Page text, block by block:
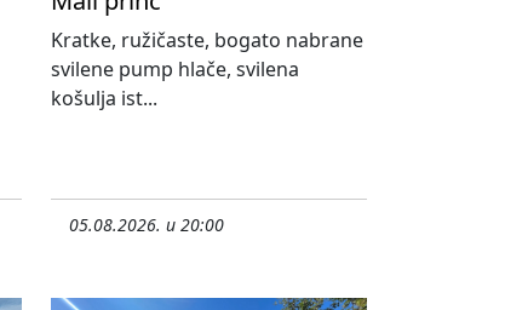
Kratke, ružičaste, bogato nabrane
svilene pump hlače, svilena
košulja ist...
05.08.2026. u 20:00